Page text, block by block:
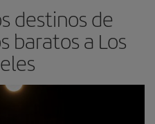
destinos de
baratos a Los